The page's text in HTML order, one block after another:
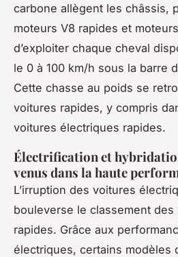
carbone allègent les châssis,
moteurs V8 rapides et
d’exploiter chaque cheval
le 0 à 100 km/h sous la barre
Cette chasse au poids se
voitures rapides, y compris
voitures électriques rapides.
Électrification et
venus dans la haute
L’irruption des voitures
bouleverse le classement
rapides. Grâce aux
électriques, certains modèles